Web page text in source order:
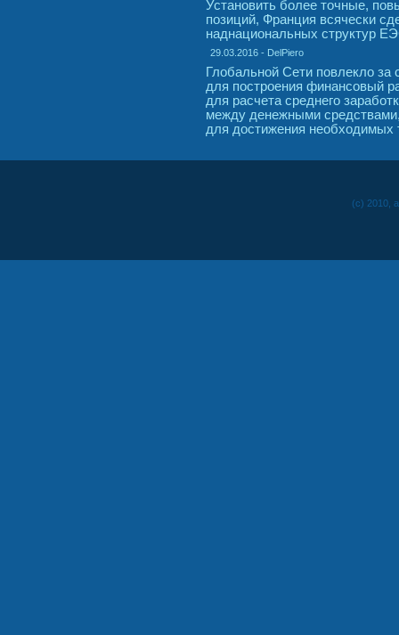
Установить более точные,
позиций, Франция всячески
наднациональных структур
29.03.2016 - DelPiero
Глобальной Сети повлекло за
для построения финансовый
для расчета среднего
между денежными
для достижения необходимых
(c) 2010,